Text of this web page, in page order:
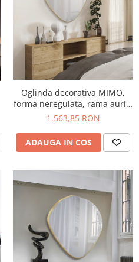
Oglinda decorativa MIMO,
forma neregulata, rama aurie,
latime 80 cm - SCHULLER
1.563,85 RON
ADAUGA IN COS